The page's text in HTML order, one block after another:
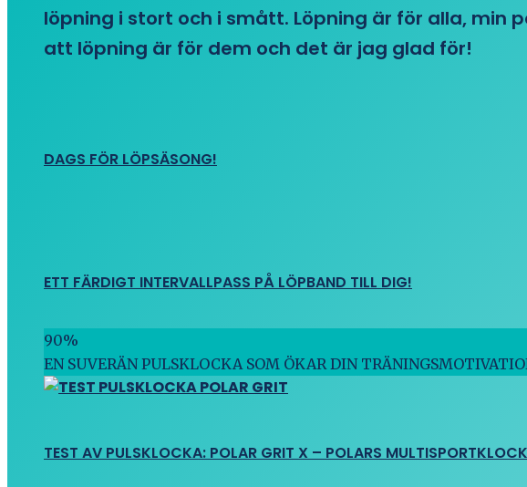
löpning i stort och i smått. Löpning är för alla,
att löpning är för dem och det är jag glad för!
DAGS FÖR LÖPSÄSONG!
ETT FÄRDIGT INTERVALLPASS PÅ LÖPBAND TILL DIG!
90%
EN SUVERÄN PULSKLOCKA SOM ÖKAR DIN
TEST AV PULSKLOCKA: POLAR GRIT X – POLARS